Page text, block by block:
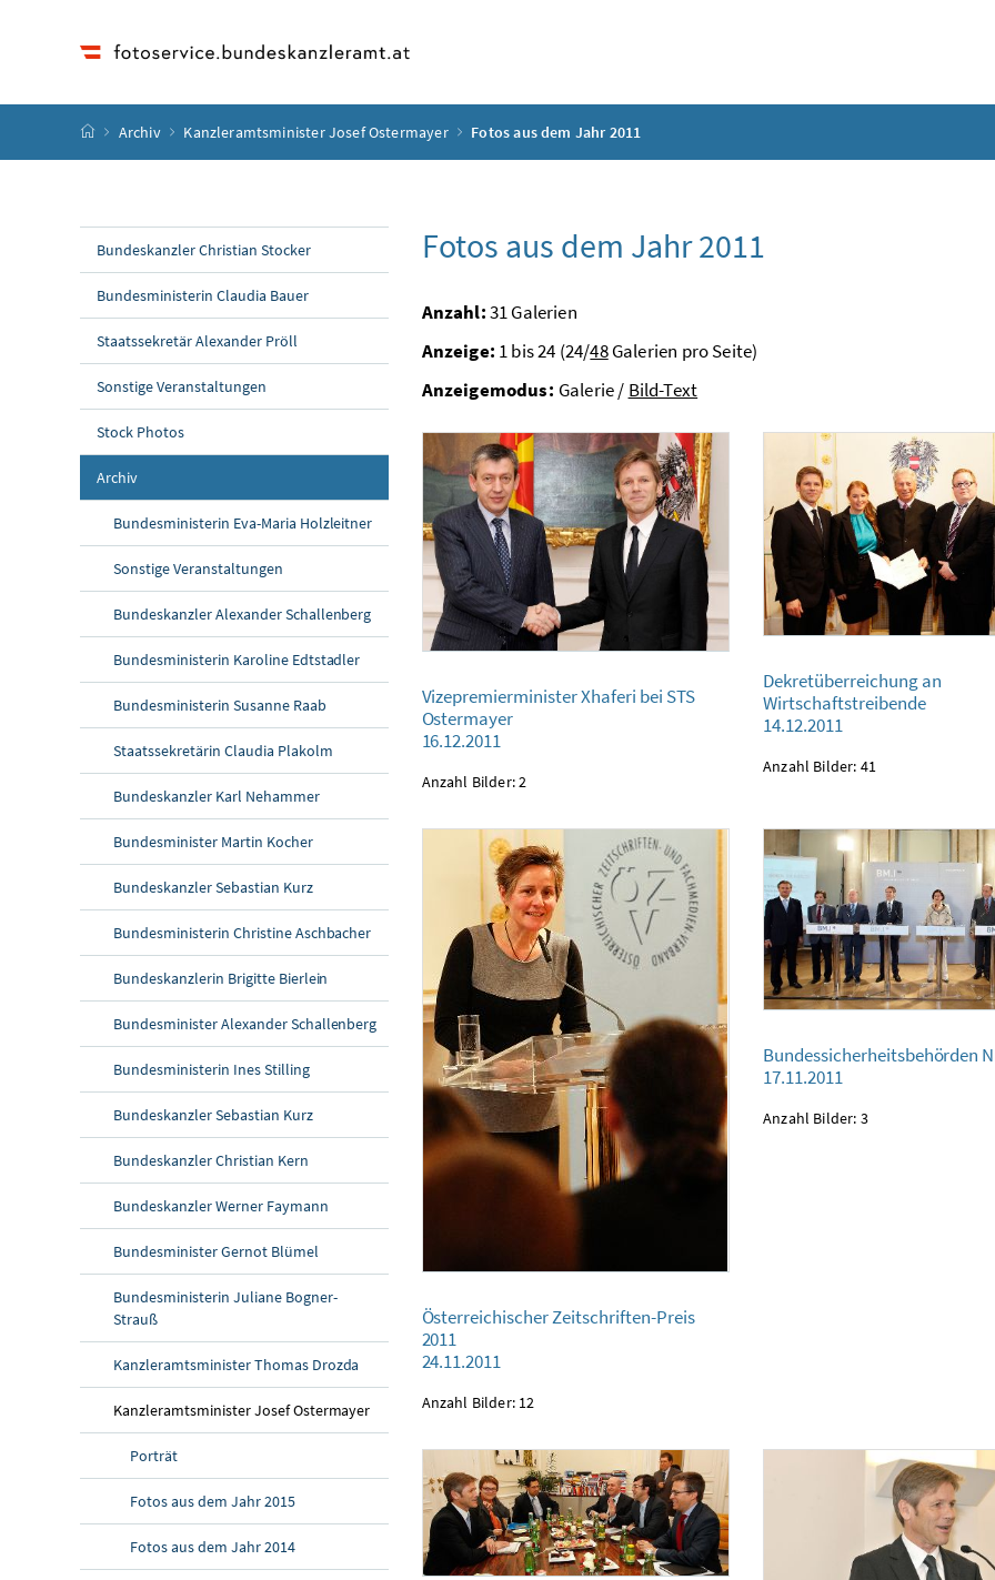
Startseite
Archiv Kanzleramtsminister Josef Ostermayer Fotos aus dem Jahr 2011
Bundeskanzler Christian Stocker
Bundesministerin Claudia Bauer
Staatssekretär Alexander Pröll
Sonstige Veranstaltungen
Stock Photos
Archiv
Bundesministerin Eva-Maria Holzleitner
Sonstige Veranstaltungen
Bundeskanzler Alexander Schallenberg
Bundesministerin Karoline Edtstadler
Bundesministerin Susanne Raab
Staatssekretärin Claudia Plakolm
Bundeskanzler Karl Nehammer
Bundesminister Martin Kocher
Bundeskanzler Sebastian Kurz
Bundesministerin Christine Aschbacher
Bundeskanzlerin Brigitte Bierlein
Bundesminister Alexander Schallenberg
Bundesministerin Ines Stilling
Bundeskanzler Sebastian Kurz
Bundeskanzler Christian Kern
Bundeskanzler Werner Faymann
Bundesminister Gernot Blümel
Bundesministerin Juliane Bogner-
Strauß
Kanzleramtsminister Thomas Drozda
Kanzleramtsminister Josef Ostermayer
Porträt
Fotos aus dem Jahr 2015
Fotos aus dem Jahr 2014
Fotos aus dem Jahr 2011
Anzahl:31 Galerien
Anzeige: 1 bis 24 (24/48Galerien pro Seite)
Anzeigemodus: Galerie / Bild-Text
16.12.2011
Vizepremierminister Xhaferi bei STS
Ostermayer
16.12.2011
Anzahl Bilder: 2
14.12.2011
Dekretüberreichung an
Wirtschaftstreibende
14.12.2011
Anzahl Bilder: 41
24.11.2011
Österreichischer Zeitschriften-Preis
2011
24.11.2011
Anzahl Bilder: 12
17.11.2011
Bundessicherheitsbehörden
17.11.2011
Anzahl Bilder: 3